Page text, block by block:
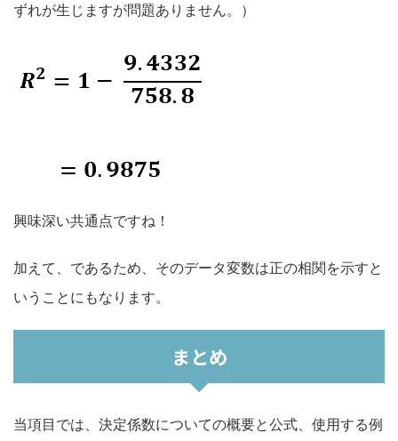
ずれが生じますが問題ありません。）
興味深い共通点ですね！
加えて、であるため、そのデータ変数は正の相関を示すと
いうことにもなります。
まとめ
当項目では、決定係数についての概要と公式、使用する例